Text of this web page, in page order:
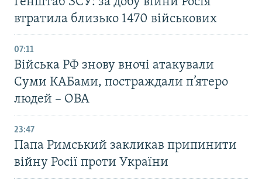
втратила близько 1470 військових
07:11
Війська РФ знову вночі атакували
Суми КАБами, постраждали п’ятеро
людей – ОВА
23:47
Папа Римський закликав припинити
війну Росії проти України